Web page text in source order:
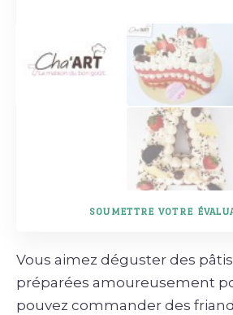
SOUMETTRE VOTRE
Vous aimez déguster des
préparées amoureusement
pouvez commander des